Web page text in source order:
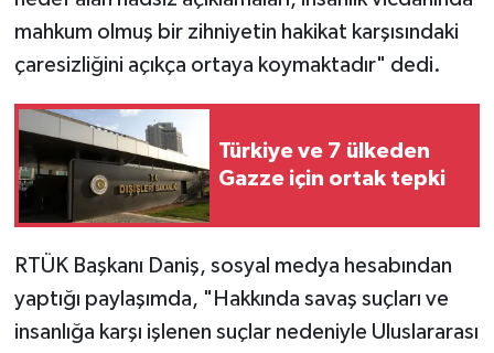
mahkum olmuş bir zihniyetin hakikat karşısındaki
çaresizliğini açıkça ortaya koymaktadır" dedi.
Türkiye ve 7 ülkeden
Gazze için ortak tepki
RTÜK Başkanı Daniş, sosyal medya hesabından
yaptığı paylaşımda, "Hakkında savaş suçları ve
insanlığa karşı işlenen suçlar nedeniyle Uluslararası